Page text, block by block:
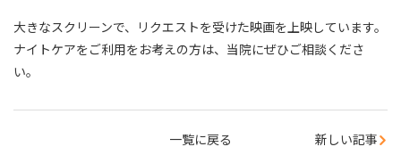
大きなスクリーンで、リクエストを受けた映画を上映しています。
ナイトケアをご利用をお考えの方は、当院にぜひご相談くださ
い。
一覧に戻る 新しい記事